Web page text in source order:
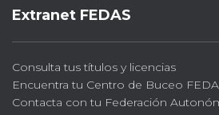
Extranet FEDAS
Consulta tus títulos y licencias
Encuentra tu Centro de Buceo
Contacta con tu Federación